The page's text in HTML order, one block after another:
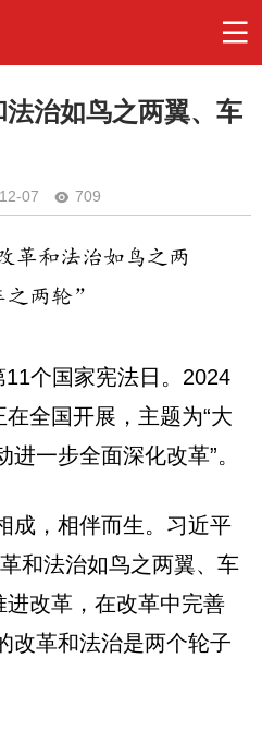
法治如鸟之两翼、车
07 709
个国家宪法日。2024
在全国开展，主题为“大
一步全面深化改革”。
成，相伴而生。习近平
和法治如鸟之两翼、车
进改革，在改革中完善
改革和法治是两个轮子